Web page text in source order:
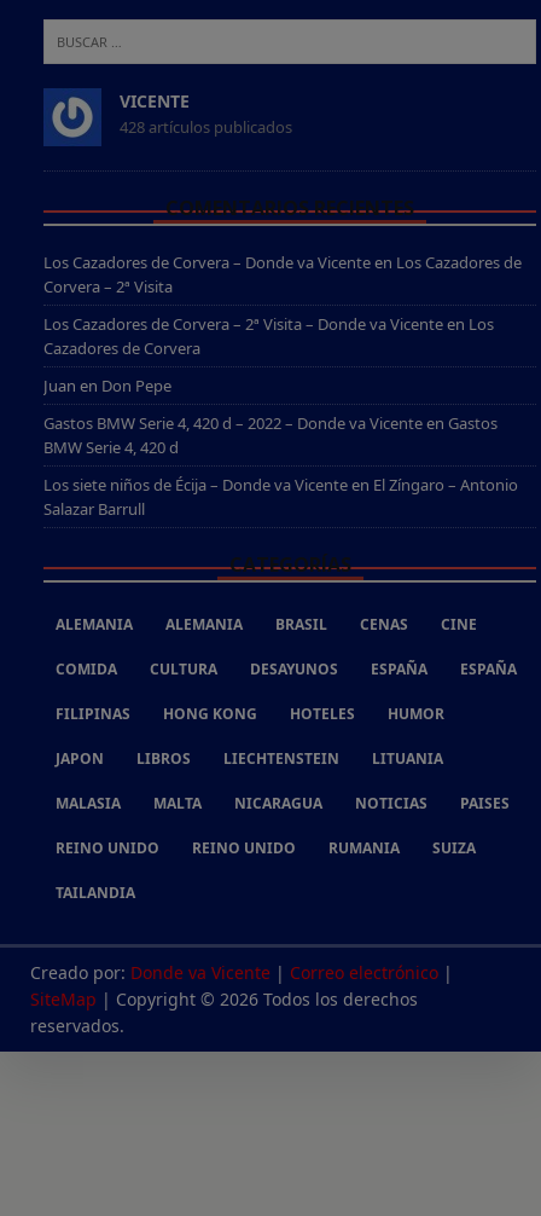
VICENTE
428 artículos publicados
COMENTARIOS RECIENTES
Los Cazadores de Corvera – Donde va Vicenteen Los Cazadores de
Corvera – 2ª Visita
Los Cazadores de Corvera – 2ª Visita – Donde va Vicenteen Los
Cazadores de Corvera
Juan en Don Pepe
Gastos BMW Serie 4, 420 d – 2022 – Donde va Vicenteen Gastos
BMW Serie 4, 420 d
Los siete niños de Écija – Donde va Vicenteen El Zíngaro – Antonio
Salazar Barrull
CATEGORÍAS
ALEMANIA ALEMANIA BRASIL CENAS CINE
COMIDA CULTURA DESAYUNOS ESPAÑA ESPAÑA
FILIPINAS HONG KONG HOTELES HUMOR
JAPON LIBROS LIECHTENSTEIN LITUANIA
MALASIA MALTA NICARAGUA NOTICIAS PAISES
REINO UNIDO REINO UNIDO RUMANIA SUIZA
TAILANDIA
Creado por: Donde va Vicente | Correo electrónico |
SiteMap | Copyright © 2026 Todos los derechos
reservados.